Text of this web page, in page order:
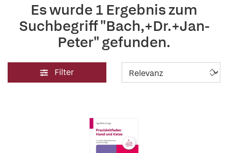
Es wurde 1 Ergebnis zum
Suchbegriff "Bach,+Dr.+Jan-
Peter" gefunden.
Filter